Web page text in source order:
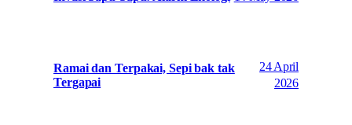
Ramai dan Terpakai, Sepi bak tak
Tergapai
24 April
2026